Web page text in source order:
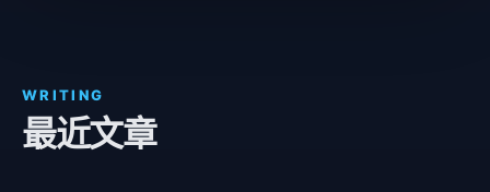
WRITING
最近文章